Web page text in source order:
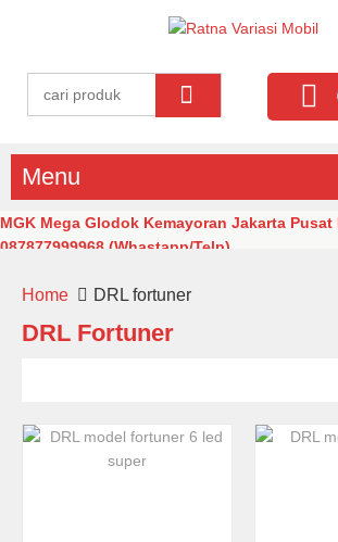
Menu
MGK Mega Glodok Kemayoran Jakarta
087877999968 (Whastapp/Telp)
Home DRL fortuner
DRL Fortuner